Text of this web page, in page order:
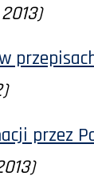
przez